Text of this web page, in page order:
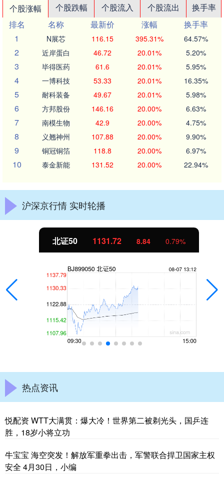
个股涨幅 个股跌幅 个股流入 个股流出
换手率
排名
名称 最新价 涨幅
换手率
1
N展芯 116.15 395.31% 64.57%
2 近岸蛋白 46.72 20.01% 5.20%
3 毕得医药 61.6 20.01% 5.95%
4 一博科技 53.33 20.01% 16.35%
5 耐科装备 49.67 20.01% 5.98%
6 方邦股份 146.16 20.00% 6.63%
7 南模生物 42.9 20.00% 4.75%
8 义翘神州 107.88 20.00% 9.90%
9 铜冠铜箔 118.8 20.00% 6.97%
10 泰金新能 131.52 20.00% 22.94%
沪深京行情 实时轮播
北证50 1131.72 8.84 0.79%
热点资讯
悦配资 WTT大满贯：爆大冷！世界第二被剃光头，国乒连
胜，18岁小将立功
牛宝宝 海空突发！解放军重拳出击，军警联合捍卫国家主权
安全 4月30日，小编